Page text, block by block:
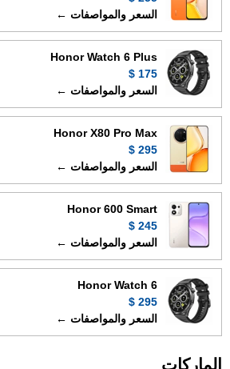
السعر والمواصفات ←
Honor Watch 6 Plus
175 $
السعر والمواصفات ←
Honor X80 Pro Max
295 $
السعر والمواصفات ←
Honor 600 Smart
245 $
السعر والمواصفات ←
Honor Watch 6
295 $
السعر والمواصفات ←
الماركات